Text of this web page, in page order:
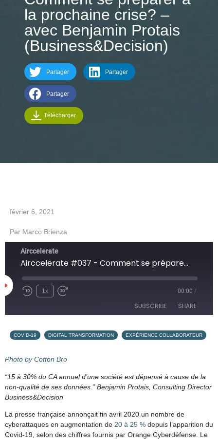
la prochaine crise? –
avec Benjamin Protais
(Business&Decision)
Partager Partager
Partager
Télécharger
février 6, 2021
Par Marco Brienza
Airccelerate
Airccelerate #037 - Comment se préparer à la prochaine crise? - avec Benjamin Protais (Business&Decision)
1x 00:00 /
SUBSCRIBE SHARE
Apple Podcasts Google Podcasts
Podcast Addict
SoundCloud Spotify
RSS FEED
SHARE
LINK
EMBED
COVID-19 DIGITAL TRANSFORMATION EXPÉRIENCE COLLABORATEUR
Photo by Cotton Bro
“15 à 30% du CA annuel d’une société est dépensé à cause de la
non-qualité de ses données.” Benjamin Protais, Consulting Director
Business&Decision
La presse française annonçait fin avril 2020 un nombre de
cyberattaques en augmentation de 20 à 25 % depuis l’apparition du
Covid-19, selon des chiffres fournis par Orange Cyberdéfense. Le